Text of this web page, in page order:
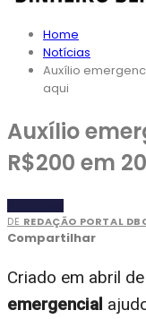
Home
Notícias
Auxílio
aqui
Auxílio
R$200 em
DE REDAÇÃO PORTAL
Compartilhar
Criado em abril
emergencial